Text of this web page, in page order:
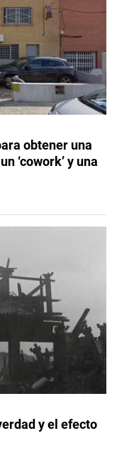
obtener una
‘cowork’ y una
y el efecto